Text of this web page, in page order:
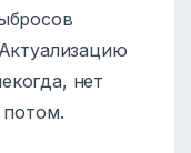
нет
потом.